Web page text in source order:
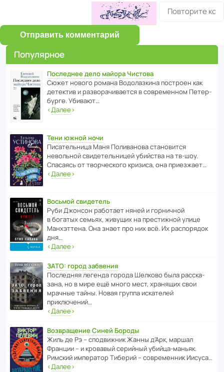
Отправить комментарий
Популярное
Последнее дело майора Чистова
Сюжет нового романа Водо­ла­з­кина пост­роен как
дете­ктив и разво­ра­чи­ва­ется в совре­менном Пете­р­
бурге. Убивают…
‹Далее›
Тени южной ночи
Писа­тель­ница Маня Поли­ва­нова стано­вится
невольной свиде­тель­ницей убийства на тв-шоу.
Спасаясь от твор­че­с­кого кризиса, она приезжает…
‹Далее›
Восьмой свидетель
Руби Джонсон рабо­тает няней и горни­чной
в богатых семьях, живущих на прес­ти­жной улице
Манх­эт­тена. Она знает про них всё. Их распо­рядок
дня…
‹Далее›
ЗАТО: город забвения
После­дняя легенда города Шелково была расска­
зана, но в мире ещё много мест, хранящих свои
мрачные тайны. Новая группа иска­телей
приключений…
‹Далее›
Возвращение Синей Бороды
Жиль де Рэ – спод­ви­жник Жанны д’Арк, маршал
Франции – и кровавый серийный убийца-маньяк.
Римский импе­ратор Тиберий – совре­менник Иисуса…
‹Далее›